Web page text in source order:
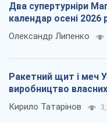
Два супертурніри
календар осені 2026
Олександр Липенко
Ракетний щит і меч
виробництво
Кирило Татарінов